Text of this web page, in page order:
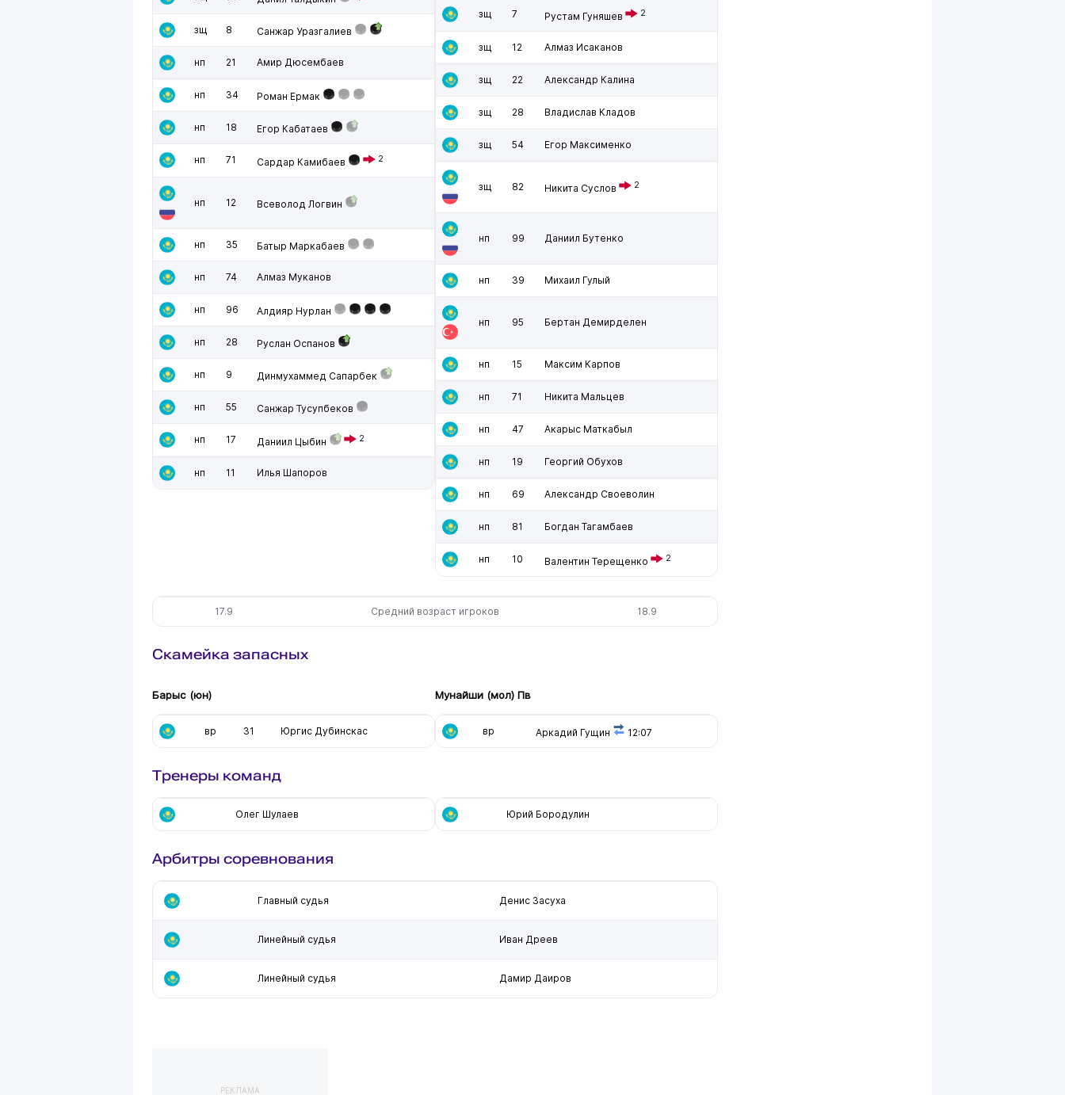
зщ 8 Санжар Уразгалиев
нп 21 Амир Дюсембаев
нп 34 Роман Ермак
нп 18 Егор Кабатаев
нп 71 Сардар Камибаев 2
нп 12 Всеволод Логвин
нп 35 Батыр Маркабаев
нп 74 Алмаз Муканов
нп 96 Алдияр Нурлан
нп 28 Руслан Оспанов
нп 9 Динмухаммед Сапарбек
нп 55 Санжар Тусупбеков
нп 17 Даниил Цыбин 2
нп 11 Илья Шапоров
зщ 7 Рустам Гуняшев 2
зщ 12 Алмаз Исаканов
зщ 22 Александр Калина
зщ 28 Владислав Кладов
зщ 54 Егор Максименко
зщ 82 Никита Суслов 2
нп 99 Даниил Бутенко
нп 39 Михаил Гулый
нп 95 Бертан Демирделен
нп 15 Максим Карпов
нп 71 Никита Мальцев
нп 47 Акарыс Маткабыл
нп 19 Георгий Обухов
нп 69 Александр Своеволин
нп 81 Богдан Тагамбаев
нп 10 Валентин Терещенко 2
17.9 Средний возраст игроков 18.9
Скамейка запасных
Барыс (юн)
вр 31 Юргис Дубинскас
Мунайши (мол) Пв
вр Аркадий Гущин 12:07
Тренеры команд
Олег Шулаев Юрий Бородулин
Арбитры соревнования
Главный судья Денис Засуха
Линейный судья Иван Дреев
Линейный судья Дамир Даиров
РЕКЛАМА